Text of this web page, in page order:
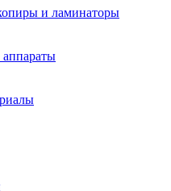
и ламинаторы